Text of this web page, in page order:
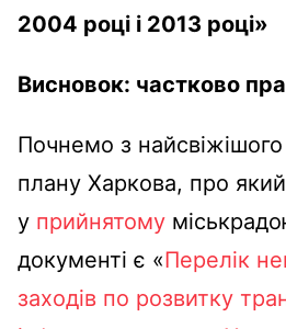
2004 році і 2013 році»
Висновок: частково
Почнемо з
плану Харкова, про
у прийнятому
документі є «Перелік
заходів по розвитку